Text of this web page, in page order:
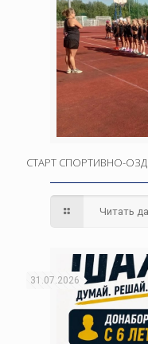
СТАРТ СПОРТИВНО-
Читать
31.07.2026